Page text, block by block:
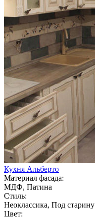
Кухня Альберто
Материал фасада:
МДФ, Патина
Стиль:
Неоклассика, Под старину
Цвет: